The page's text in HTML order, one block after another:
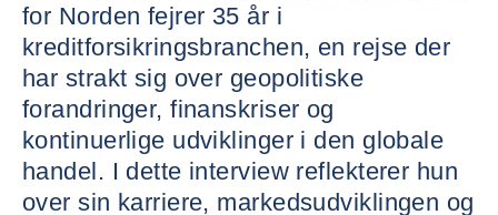
for Norden fejrer 35 år i
kreditforsikringsbranchen, en rejse der
har strakt sig over geopolitiske
forandringer, finanskriser og
kontinuerlige udviklinger i den globale
handel. I dette interview reflekterer hun
over sin karriere, markedsudviklingen og